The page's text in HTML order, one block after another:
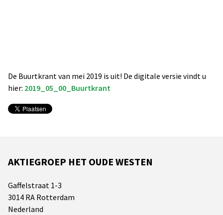
De Buurtkrant van mei 2019 is uit! De digitale versie vindt u
hier: 2019_05_00_Buurtkrant
AKTIEGROEP HET OUDE WESTEN
Gaffelstraat 1-3
3014 RA Rotterdam
Nederland